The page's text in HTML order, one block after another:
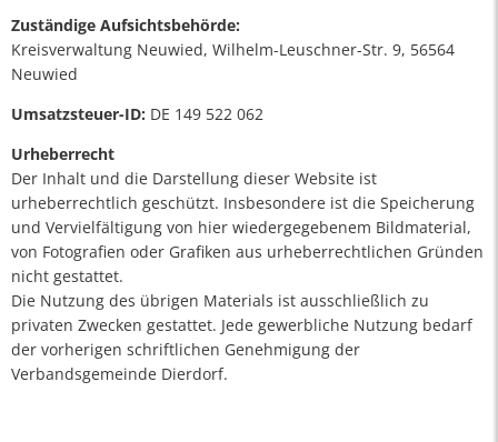
Zuständige Aufsichtsbehörde:
Kreisverwaltung Neuwied, Wilhelm-Leuschner-Str. 9, 56564
Neuwied
Umsatzsteuer-ID: DE 149 522 062
Urheberrecht
Der Inhalt und die Darstellung dieser Website ist
urheberrechtlich geschützt. Insbesondere ist die Speicherung
und Vervielfältigung von hier wiedergegebenem Bildmaterial,
von Fotografien oder Grafiken aus urheberrechtlichen Gründen
nicht gestattet.
Die Nutzung des übrigen Materials ist ausschließlich zu
privaten Zwecken gestattet. Jede gewerbliche Nutzung bedarf
der vorherigen schriftlichen Genehmigung der
Verbandsgemeinde Dierdorf.